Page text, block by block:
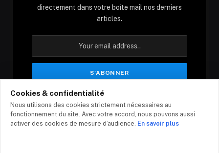
directement dans votre boîte mail nos derniers
articles.
En vous inscrivant, vous acceptez nos conditions
et notre politique de confidentialité.
Cookies & confidentialité
Nous utilisons des cookies strictement nécessaires au
fonctionnement du site. Avec votre accord, nous pouvons aussi
activer des cookies de mesure d’audience. En savoir plus